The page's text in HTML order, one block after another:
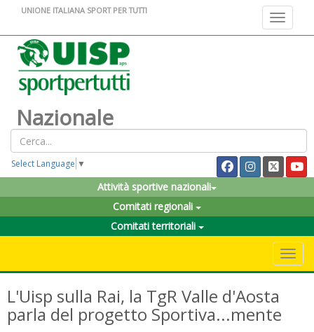
Toggle
UNIONE ITALIANA SPORT PER TUTTI
Nazionale
Select Language ▼
Attività sportive nazionali
Comitati regionali
Comitati territoriali
L'Uisp sulla Rai, la TgR Valle d'Aosta
parla del progetto Sportiva...mente